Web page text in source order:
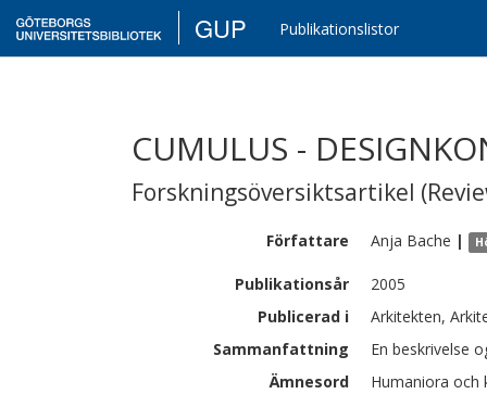
GUP Publikationslistor
CUMULUS -
Forskningsöversiktsartikel
Författare Anja Bache |
Publikationsår
2005
Publicerad i
Arkitekten,
Sammanfattning
En beskrivelse
Ämnesord
Humaniora